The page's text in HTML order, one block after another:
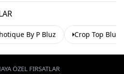
By P Bluz Crop Top Bluz
ÖZEL FIRSATLAR